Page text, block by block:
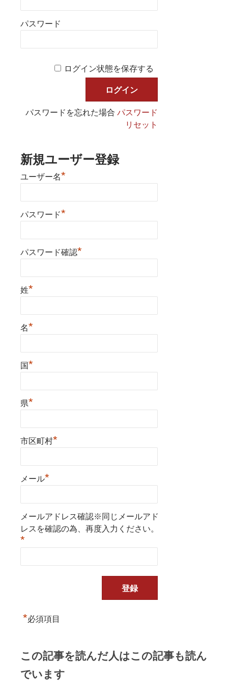
パスワード
ログイン状態を保存する
パスワードを忘れた場合パスワード
リセット
新規ユーザー登録
ユーザー名*
パスワード*
パスワード確認*
姓*
名*
国*
県*
市区町村*
メール*
メールアドレス確認※同じメールアド
レスを確認の為、再度入力ください。
*
*必須項目
この記事を読んだ人はこの記事も読ん
でいます